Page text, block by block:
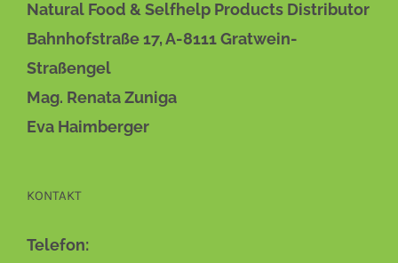
DIE
OPTIONEN
Natural Food & Selfhelp Products Distributor
Bahnhofstraße 17, A-8111 Gratwein-
Straßengel
Mag. Renata Zuniga
Eva Haimberger
KONTAKT
Telefon: